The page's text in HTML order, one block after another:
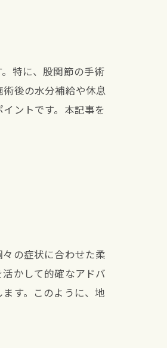
特に、股関節の手術
後の水分補給や休息
ントです。本記事を
の症状に合わせた柔
かして的確なアドバ
す。このように、地